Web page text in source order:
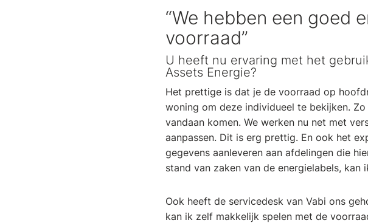
“We hebben een goed
voorraad”
U heeft nu ervaring met het
Assets Energie?
Het prettige is dat je de voorraad op
woning om deze individueel te bekijken.
vandaan komen. We werken nu net met
aanpassen. Dit is erg prettig. En ook het
gegevens aanleveren aan afdelingen die
stand van zaken van de energielabels, kan
Ook heeft de servicedesk van Vabi ons
kan ik zelf makkelijk spelen met de